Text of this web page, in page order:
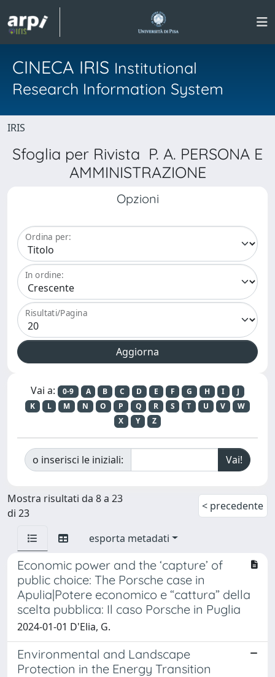
CINECA IRIS Institutional
Research Information System
IRIS
Sfoglia per Rivista P. A. PERSONA E
AMMINISTRAZIONE
Opzioni
Ordina per:
In ordine:
Risultati/Pagina
Vai a: 0-9 A B C D E F G H I
J
K
L M N O P Q R S T U V
W
X
Y Z
o inserisci le iniziali:
Mostra risultati da 8 a 23
di 23
< precedente
esporta metadati
Economic power and the ‘capture’ of
public choice: The Porsche case in
Apulia|Potere economico e “cattura” della
scelta pubblica: Il caso Porsche in Puglia
2024-01-01 D'Elia, G.
Environmental and Landscape
Protection in the Energy Transition